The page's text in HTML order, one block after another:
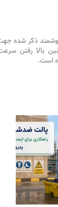
ذکر شده
بالا رفتن
است.